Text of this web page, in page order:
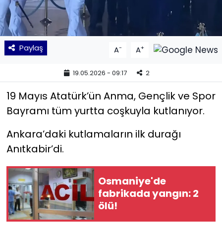
Paylaş A- A+
19.05.2026 - 09:17 2
19 Mayıs Atatürk’ün Anma, Gençlik ve Spor
Bayramı tüm yurtta coşkuyla kutlanıyor.
Ankara’daki kutlamaların ilk durağı
Anıtkabir’di.
Osmaniye'de
fabrikada yangın: 2
ölü!
POLİTİKA
SAĞLIK
Siyaset
SPOR
TEKNOLOJİ
Yaşam
YEREL YÖNETİMLER
Yurt